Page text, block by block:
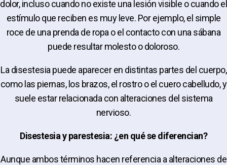
dolor, incluso cuando no existe una lesión visible o cuando el
estímulo que reciben es muy leve. Por ejemplo, el simple
roce de una prenda de ropa o el contacto con una sábana
puede resultar molesto o doloroso.
La disestesia puede aparecer en distintas partes del cuerpo,
como las piernas, los brazos, el rostro o el cuero cabelludo, y
suele estar relacionada con alteraciones del sistema
nervioso.
Disestesia y parestesia: ¿en qué se diferencian?
Aunque ambos términos hacen referencia a alteraciones de